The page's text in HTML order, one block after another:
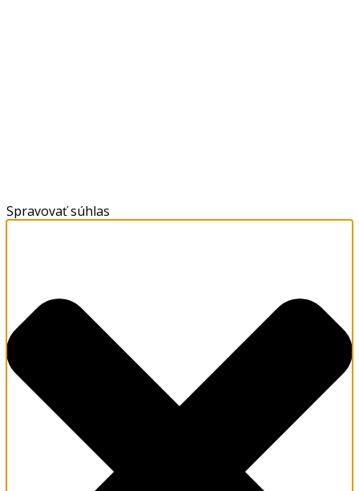
Spravovať súhlas